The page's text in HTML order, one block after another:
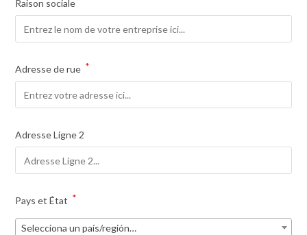
Raison sociale
Adresse de rue *
Adresse Ligne 2
Pays et État *
Selecciona un país/región…